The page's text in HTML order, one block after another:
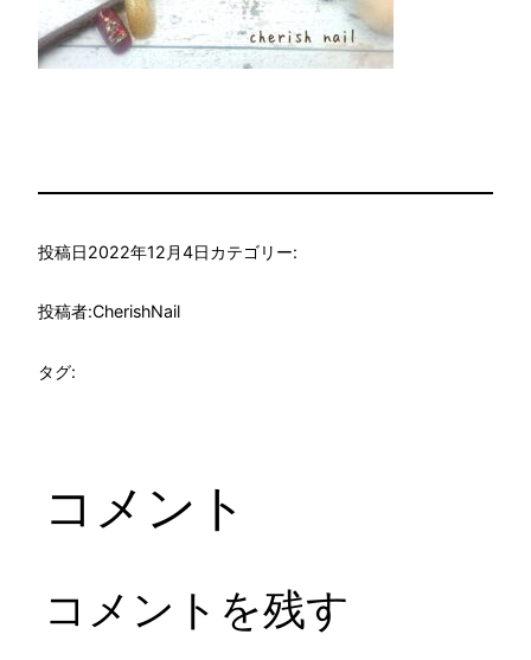
投稿日2022年12月4日カテゴリー:
投稿者:CherishNail
タグ:
コメント
コメントを残す